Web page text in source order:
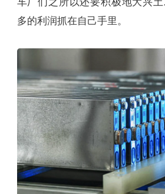
多的利润抓在自己手里。